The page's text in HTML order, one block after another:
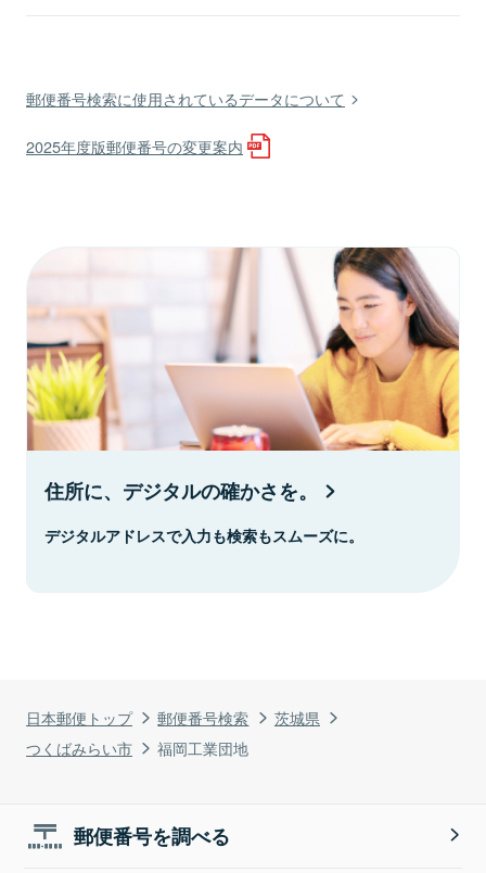
日本郵便トップ 郵便番号検索
茨城県
つくばみらい市
福岡工業団地
郵便番号検索に使用されているデータについて
2025年度版郵便番号の変更案内
住所に、デジタルの確かさを。
デジタルアドレスで入力も検索もスムーズに。
郵便番号を調べる